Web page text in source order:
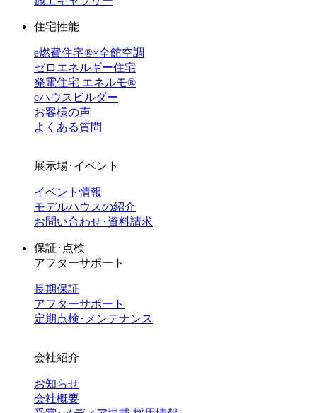
住宅性能
e燃費住宅®︎×全館空調
ゼロエネルギー住宅
発電住宅 エネルモ®
eハウスビルダー
お客様の声
よくある質問
展示場･イベント
イベント情報
モデルハウスの紹介
お問い合わせ･資料請求
保証･点検
アフターサポート
長期保証
アフターサポート
定期点検･メンテナンス
会社紹介
お知らせ
会社概要